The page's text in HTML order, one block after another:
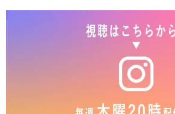
ドン・キホーテ x VALX
ドラッグストア x VALX